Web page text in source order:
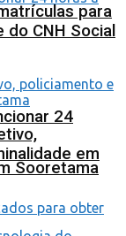
24
Sooretama
para
CNH Social
em